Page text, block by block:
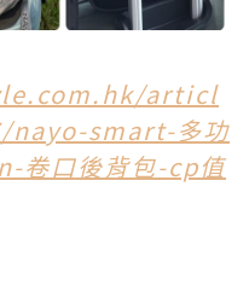
articl
nayo-smart-多功
卷口後背包-cp值